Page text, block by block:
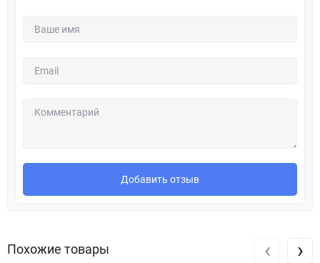
Добавить отзыв
Похожие товары ‹ ›